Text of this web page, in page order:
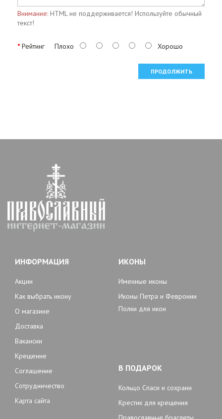
Внимание: HTML не поддерживается! Используйте обычный
текст!
Рейтинг Плохо Хорошо
ПРОДОЛЖИТЬ
ИНФОРМАЦИЯ
Акции
Как выбрать икону
О магазине
Доставка
Вакансии
Крещение
Соглашение
Сотрудничество
Карта сайта
ИКОНЫ
Именные иконы
Иконы Петра и Февронии
Полки для икон
В ПОДАРОК
Кольцо Спаси и сохрани
Крестик для крещения